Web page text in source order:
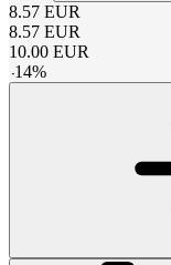
8.57 EUR
8.57 EUR
10.00 EUR
-14%